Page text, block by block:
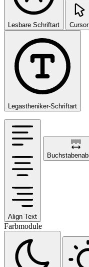
Lesbare Schriftart Cursor
Legastheniker-Schriftart
Align Text
Farbmodule